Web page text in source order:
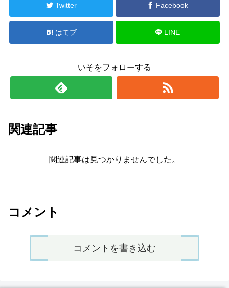
Twitter Facebook
はてブ LINE
いそをフォローする
関連記事
関連記事は見つかりませんでした。
コメント
コメントを書き込む